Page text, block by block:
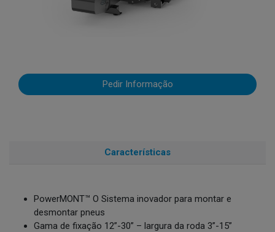
Pedir Informação
Características
PowerMONT™ O Sistema inovador para montar e
desmontar pneus
Gama de fixação 12”-30” – largura da roda 3”-15”